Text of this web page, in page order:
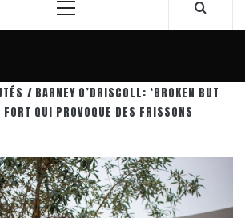
Menu
BARNEY O’DRISCOLL: ‘BROKEN BUT
QUI PROVOQUE DES FRISSONS